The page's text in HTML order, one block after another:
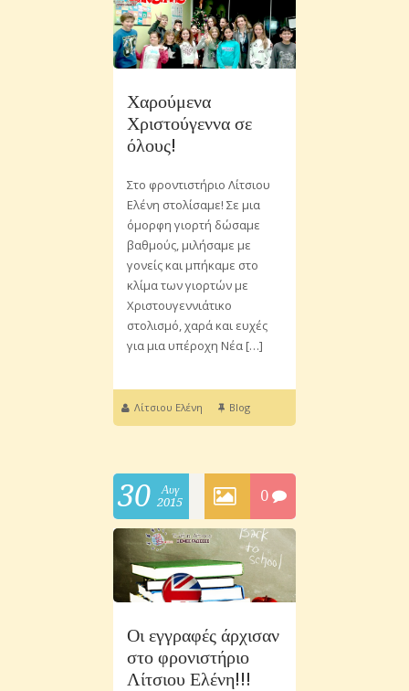
Χαρούμενα
Χριστούγεννα σε
όλους!
Στο φροντιστήριο Λίτσιου
Ελένη στολίσαμε! Σε μια
όμορφη γιορτή δώσαμε
βαθμούς, μιλήσαμε με
γονείς και μπήκαμε στο
κλίμα των γιορτών με
Χριστουγεννιάτικο
στολισμό, χαρά και ευχές
για μια υπέροχη Νέα […]
Λίτσιου Ελένη Blog
30
Αυγ
2015
0
Οι εγγραφές άρχισαν
στο φρονιστήριο
Λίτσιου Ελένη!!!